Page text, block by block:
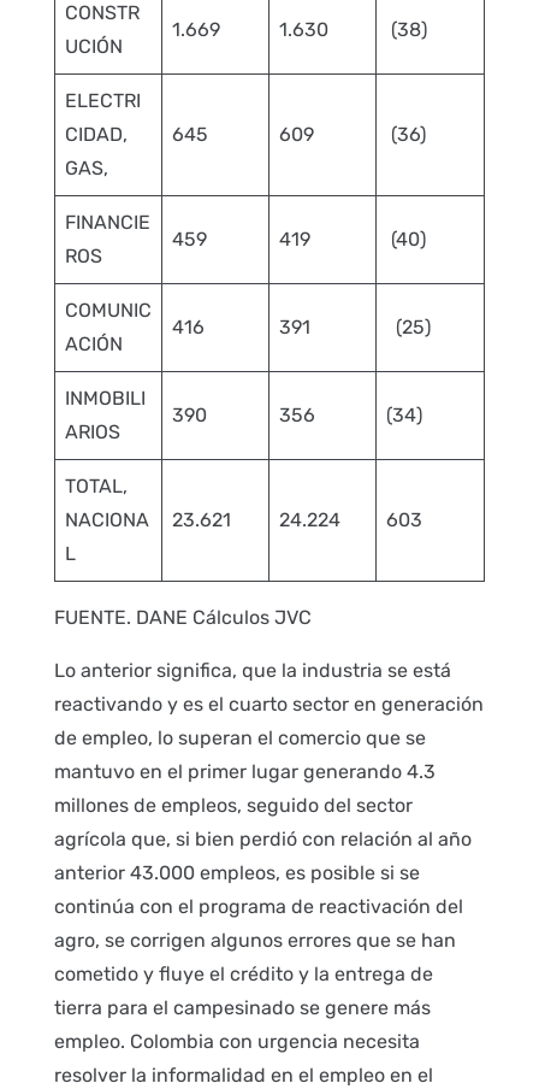
CONSTR
UCIÓN
1.669 1.630 (38)
ELECTRI
CIDAD,
GAS,
645 609 (36)
FINANCIE
ROS
459 419 (40)
COMUNIC
ACIÓN
416 391 (25)
INMOBILI
ARIOS
390 356 (34)
TOTAL,
NACIONA
L
23.621 24.224 603
FUENTE. DANE Cálculos JVC
Lo anterior significa, que la industria se está
reactivando y es el cuarto sector en generación
de empleo, lo superan el comercio que se
mantuvo en el primer lugar generando 4.3
millones de empleos, seguido del sector
agrícola que, si bien perdió con relación al año
anterior 43.000 empleos, es posible si se
continúa con el programa de reactivación del
agro, se corrigen algunos errores que se han
cometido y fluye el crédito y la entrega de
tierra para el campesinado se genere más
empleo. Colombia con urgencia necesita
resolver la informalidad en el empleo en el